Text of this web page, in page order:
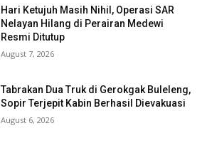
Hari Ketujuh Masih Nihil, Operasi SAR
Nelayan Hilang di Perairan Medewi
Resmi Ditutup
August 7, 2026
Tabrakan Dua Truk di Gerokgak Buleleng,
Sopir Terjepit Kabin Berhasil Dievakuasi
August 6, 2026